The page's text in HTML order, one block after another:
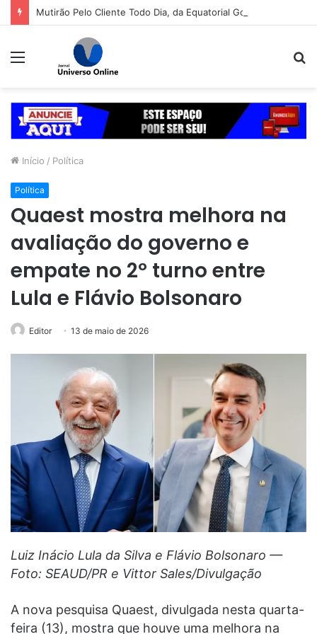
Menu
Início / Política
Política
Quaest mostra melhora na
avaliação do governo e
empate no 2º turno entre
Lula e Flávio Bolsonaro
Editor 13 de maio de 2026
Luiz Inácio Lula da Silva e Flávio Bolsonaro —
Foto: SEAUD/PR e Vittor Sales/Divulgação
A nova pesquisa Quaest, divulgada nesta quarta-
feira (13), mostra que houve uma melhora na